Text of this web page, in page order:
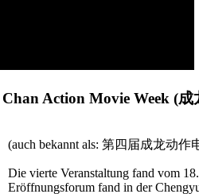
Action Movie Week (
(auch bekannt als: 第四届成龙动作
Die vierte Veranstaltung fand vom
Eröffnungsforum fand in der